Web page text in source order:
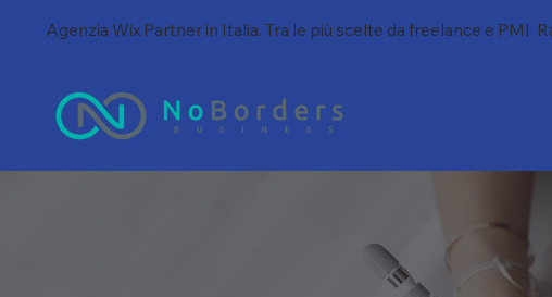
Agenzia Wix Partner in Italia. Tra le più scelte da freelance e PMI.